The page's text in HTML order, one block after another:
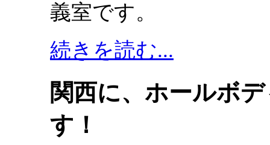
義室です。
続きを読む...
関西に、ホールボ
す！